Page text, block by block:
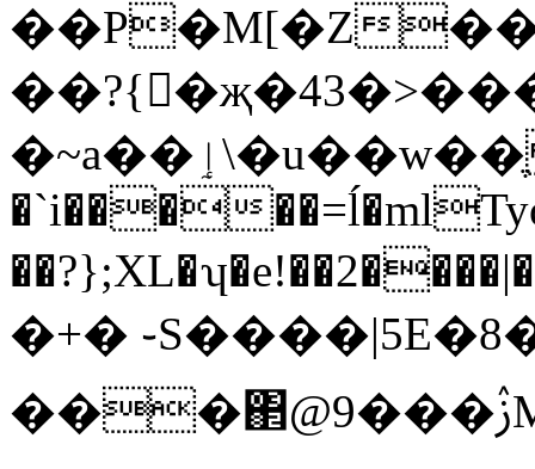
��P�M[�Z
�~a��ٳ\�u��w��ֶ ��3 �D
�`i���
�+�
���΂@ࢲ���9MS4����7]��p2�����d�Q�Q�����M��^��_��ʞ���\o�;�9����6����������9�C���ށ��`��`����Te�i�@xQ��c�a�{�"zy�ݯ��U��OO�כ��aM:dTE9�|